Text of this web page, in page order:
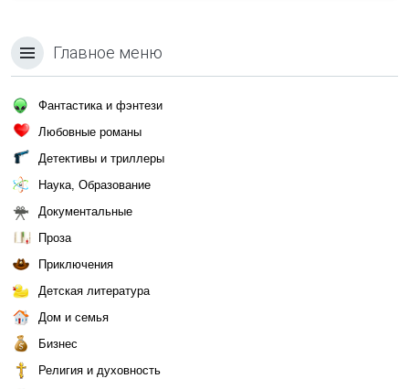
Главное меню
Фантастика и фэнтези
Любовные романы
Детективы и триллеры
Наука, Образование
Документальные
Проза
Приключения
Детская литература
Дом и семья
Бизнес
Религия и духовность